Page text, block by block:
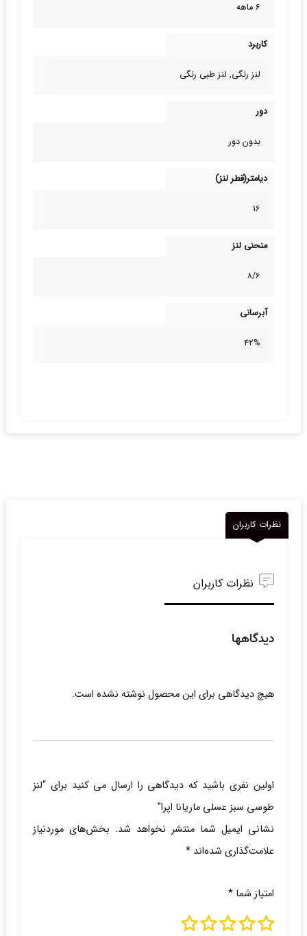
6 ماهه
کاربرد
لنز رنگی, لنز طبی‌ رنگی
دور
بدون دور
دیامتر(قطر لنز)
16
منحنی لنز
8/6
آبرسانی
42%
نظرات کاربران
نظرات کاربران
دیدگاهها
هیچ دیدگاهی برای این محصول نوشته نشده است.
اولین نفری باشید که دیدگاهی را ارسال می کنید برای “لنز
طوسی سبز عسلی ماریانا اپرا”
نشانی ایمیل شما منتشر نخواهد شد. بخش‌های موردنیاز
علامت‌گذاری شده‌اند *
امتیاز شما *